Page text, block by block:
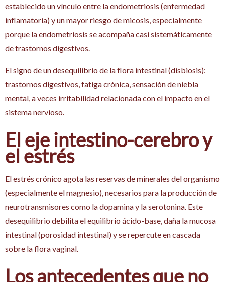
establecido un vínculo entre la endometriosis (enfermedad
inflamatoria) y un mayor riesgo de micosis, especialmente
porque la endometriosis se acompaña casi sistemáticamente
de trastornos digestivos.
El signo de un desequilibrio de la flora intestinal (disbiosis):
trastornos digestivos, fatiga crónica, sensación de niebla
mental, a veces irritabilidad relacionada con el impacto en el
sistema nervioso.
El eje intestino-cerebro y
el estrés
El estrés crónico agota las reservas de minerales del organismo
(especialmente el magnesio), necesarios para la producción de
neurotransmisores como la dopamina y la serotonina. Este
desequilibrio debilita el equilibrio ácido-base, daña la mucosa
intestinal (porosidad intestinal) y se repercute en cascada
sobre la flora vaginal.
Los antecedentes que no